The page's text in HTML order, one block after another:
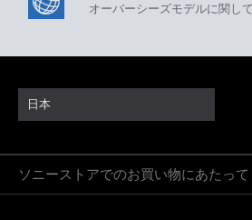
オーバーシーズモデルに関し
日本
ソニーストアでのお買い物にあたって